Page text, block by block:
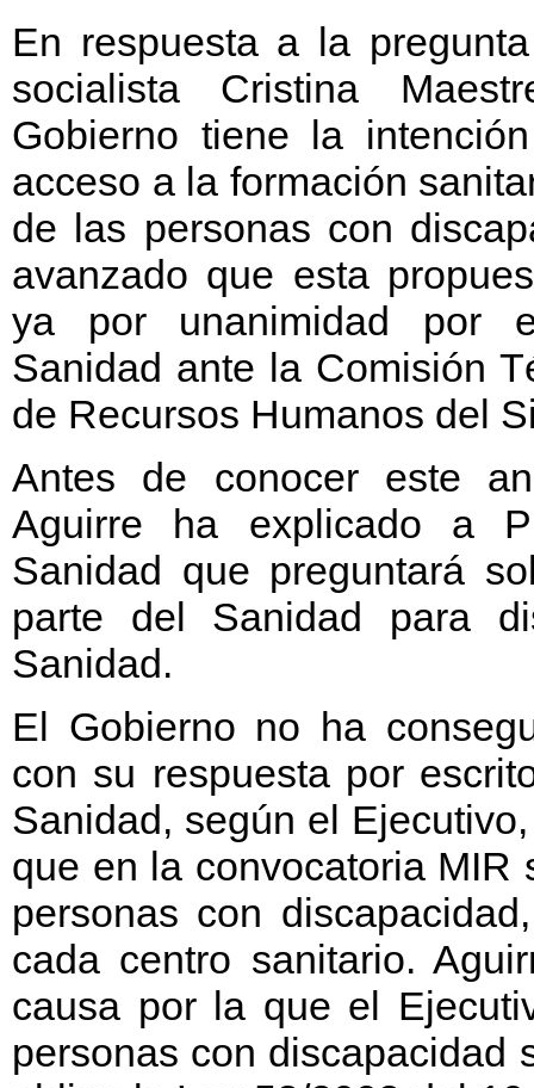
En respuesta a la
socialista Cristina
Gobierno tiene la
acceso a la formación
de las personas con
avanzado que esta
ya por unanimidad por
Sanidad ante la Comisión
de Recursos Humanos del
Antes de conocer este
Aguirre ha explicado a
Sanidad que preguntará
parte del Sanidad para
Sanidad.
El Gobierno no ha
con su respuesta por
Sanidad, según el
que en la convocatoria MIR
personas con
cada centro sanitario.
causa por la que el
personas con discapacidad